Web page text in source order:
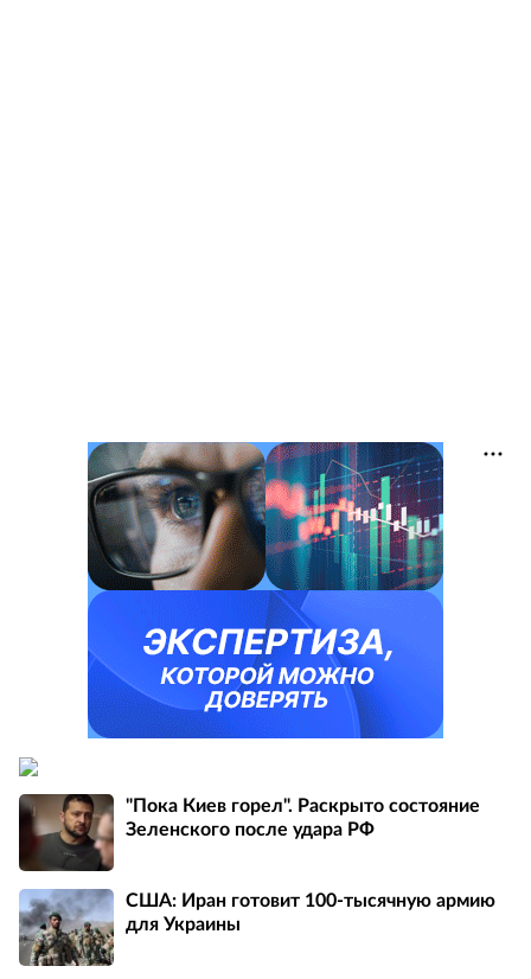
"Пока Киев горел". Раскрыто состояние
Зеленского после удара РФ
США: Иран готовит 100-тысячную армию
для Украины